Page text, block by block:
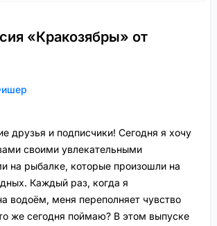
«Кракозябры» от
друзья и подписчики! Сегодня я хочу
своими увлекательными
на рыбалке, которые произошли на
Каждый раз, когда я
водоём, меня переполняет чувство
же сегодня поймаю? В этом выпуске